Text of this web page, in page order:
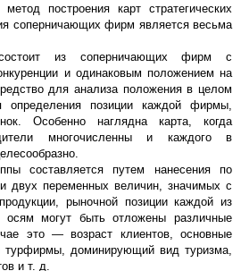
построения карт стратегических
соперничающих фирм является весьма
состоит из соперничающих фирм с
и одинаковым положением на
для анализа положения в целом
позиции каждой фирмы,
Особенно наглядна карта, когда
многочисленны и каждого в
составляется путем нанесения по
двух переменных величин, значимых с
рыночной позиции каждой из
могут быть отложены различные
это — возраст клиентов, основные
турфирмы, доминирующий вид туризма,
и т. д.